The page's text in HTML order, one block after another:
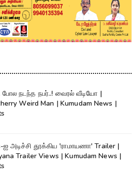
போல நடந்த நபர்..! வைரல் வீடியோ |
Weird Man | Kumudam News |
ஐ அடிச்சி தூக்கிய 'ராமாயணா' Trailer |
Trailer Views | Kumudam News |